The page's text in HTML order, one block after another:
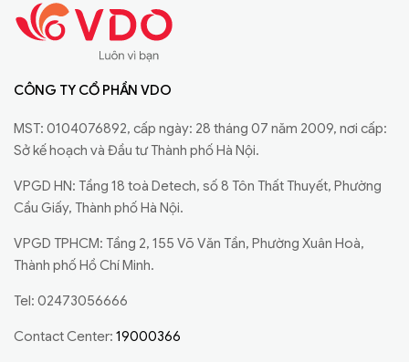
CÔNG TY CỔ PHẦN VDO
MST: 0104076892, cấp ngày: 28 tháng 07 năm 2009, nơi cấp:
Sở kế hoạch và Đầu tư Thành phố Hà Nội.
VPGD HN: Tầng 18 toà Detech, số 8 Tôn Thất Thuyết, Phường
Cầu Giấy, Thành phố Hà Nội.
VPGD TPHCM: Tầng 2, 155 Võ Văn Tần, Phường Xuân Hoà,
Thành phố Hồ Chí Minh.
Tel: 02473056666
Contact Center: 19000366